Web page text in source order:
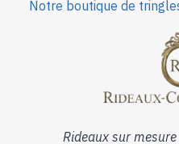
Notre boutique de
Rideaux sur